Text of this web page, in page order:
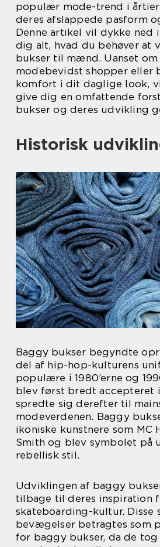
populær mode-trend i
deres afslappede pasform
Denne artikel vil dykke ned
dig alt, hvad du behøver at
bukser til mænd. Uanset om
modebevidst shopper eller
komfort i dit daglige look,
give dig en omfattende
bukser og deres udvikling
Historisk
Baggy bukser begyndte
del af hip-hop-kulturens
populære i 1980’erne og
blev først bredt accepteret
spredte sig derefter til
modeverdenen. Baggy
ikoniske kunstnere som MC
Smith og blev symbolet på
rebellisk stil.
Udviklingen af baggy
tilbage til deres inspiration
skateboarding-kultur. Disse
bevægelser betragtes som
for baggy bukser, da de